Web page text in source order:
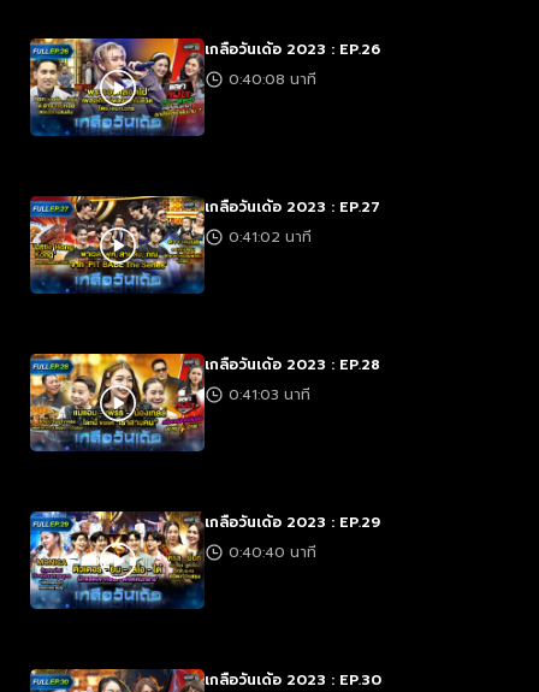
เกลือวันเด้อ 2023 : EP.26
0:40:08 นาที
เกลือวันเด้อ 2023 : EP.27
0:41:02 นาที
เกลือวันเด้อ 2023 : EP.28
0:41:03 นาที
เกลือวันเด้อ 2023 : EP.29
0:40:40 นาที
เกลือวันเด้อ 2023 : EP.30